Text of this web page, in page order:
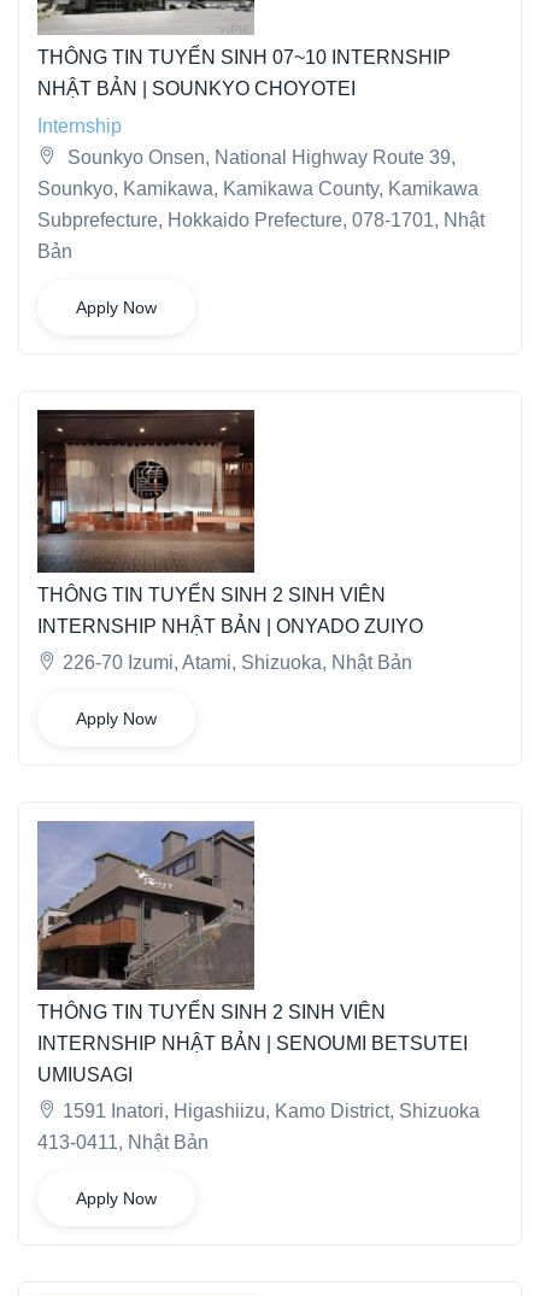
THÔNG TIN TUYỂN SINH 07~10 INTERNSHIP
NHẬT BẢN | SOUNKYO CHOYOTEI
Internship
Sounkyo Onsen, National Highway Route 39,
Sounkyo, Kamikawa, Kamikawa County, Kamikawa
Subprefecture, Hokkaido Prefecture, 078-1701, Nhật
Bản
Apply Now
THÔNG TIN TUYỂN SINH 2 SINH VIÊN
INTERNSHIP NHẬT BẢN | ONYADO ZUIYO
226-70 Izumi, Atami, Shizuoka, Nhật Bản
Apply Now
THÔNG TIN TUYỂN SINH 2 SINH VIÊN
INTERNSHIP NHẬT BẢN | SENOUMI BETSUTEI
UMIUSAGI
1591 Inatori, Higashiizu, Kamo District, Shizuoka
413-0411, Nhật Bản
Apply Now